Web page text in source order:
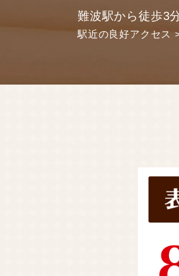
難波駅から徒歩3分
駅近の良好アクセス